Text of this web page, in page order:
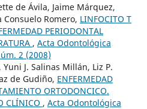
de Ávila, Jaime Márquez,
Romero, LINFOCITO T
PERIODONTAL
, Acta Odontológica
2 (2008)
J. Salinas Millán, Liz P.
de Gudiño, ENFERMEDAD
ORTODONCICO.
CLÍNICO , Acta Odontológica